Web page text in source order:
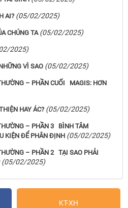
AI? (05/02/2025)
CHÚNG TA (05/02/2025)
2025)
VÌ SAO (05/02/2025)
– PHẦN CUỐI MAGIS: HƠN
HAY ÁC? (05/02/2025)
– PHẦN 3 BÌNH TÂM
KIỆN ĐỂ PHÂN ĐỊNH (05/02/2025)
– PHẦN 2 TẠI SAO PHẢI
(05/02/2025)
KT-XH